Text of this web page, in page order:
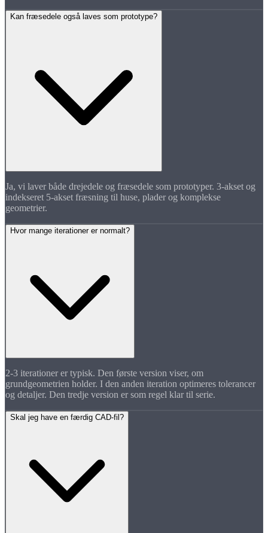
Kan fræsedele også laves som prototype?
Ja, vi laver både drejedele og fræsedele som prototyper. 3-akset og
indekseret 5-akset fræsning til huse, plader og komplekse
geometrier.
Hvor mange iterationer er normalt?
2-3 iterationer er typisk. Den første version viser, om
grundgeometrien holder. I den anden iteration optimeres tolerancer
og detaljer. Den tredje version er som regel klar til serie.
Skal jeg have en færdig CAD-fil?